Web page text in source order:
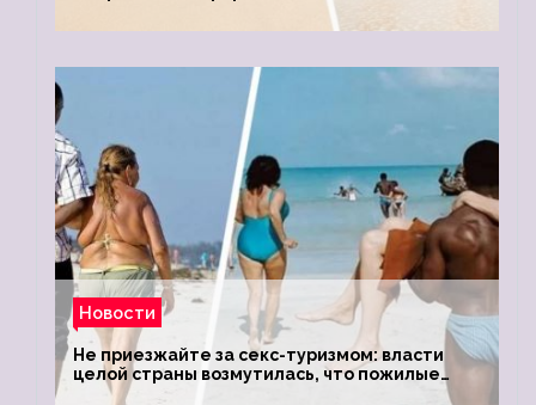
Новости
Не приезжайте за секс-туризмом: власти
целой страны возмутилась, что пожилые
туристки массово едут к ним, чтобы